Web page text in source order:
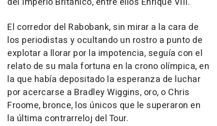
El corredor del Rabobank, sin mirar a la cara de
los periodistas y ocultando un rostro a punto de
explotar a llorar por la impotencia, seguía con el
relato de su mala fortuna en la crono olímpica, en
la que había depositado la esperanza de luchar
por acercarse a Bradley Wiggins, oro, o Chris
Froome, bronce, los únicos que le superaron en
la última contrarreloj del Tour.